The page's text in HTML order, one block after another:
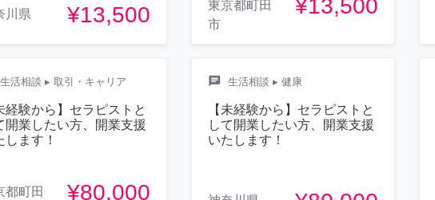
川県 ¥13,500
東京都町田
市
¥13,500
生活相談 ▸ 取引・キャリア
経験から】セラピストと
開業したい方、開業支援
します！
都町田 ¥80,000
chat 生活相談 ▸ 健康
【未経験から】セラピストと
して開業したい方、開業支援
いたします！